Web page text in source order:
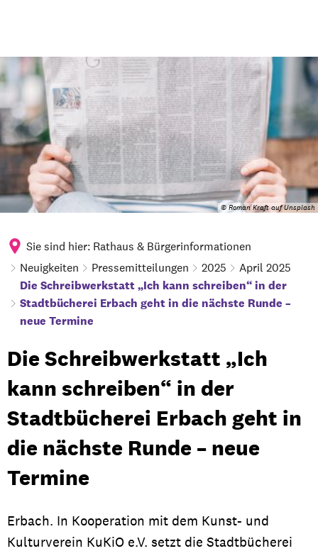
© Roman Kraft auf Unsplash
Sie sind hier: Rathaus & Bürgerinformationen
Neuigkeiten
Pressemitteilungen 2025 April 2025
Die Schreibwerkstatt „Ich kann schreiben“ in der
Stadtbücherei Erbach geht in die nächste Runde –
neue Termine
Die Schreibwerkstatt „Ich
kann schreiben“ in der
Stadtbücherei Erbach geht in
die nächste Runde – neue
Termine
Erbach. In Kooperation mit dem Kunst- und
Kulturverein KuKiO e.V. setzt die Stadtbücherei